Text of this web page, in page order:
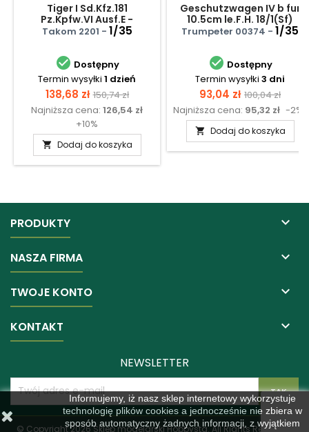
Tiger I Sd.Kfz.181
Pz.Kpfw.VI Ausf.E -
Michael Wittmann -
Normandia 1944 - późna
Takom 2201 - 1/35
 Dostępny
Termin wysyłki 1 dzień
Cena
138,68 zł Cena
podstawowa
150,74 zł
Najniższa cena: 126,54 zł
+10%
 Dodaj do koszyka
Geschutzwagen IV b fur
10.5cm le.F.H. 18/1(Sf)
(Sd.Kfz 165/1)
Trumpeter 00374 - 1/35
 Dostępny
Termin wysyłki 3 dni
Cena
93,04 zł Cena
100,04 zł
Najniższa cena: 95,32 zł -2%
 Dodaj do koszyka
PRODUKTY 
NASZA FIRMA 
TWOJE KONTO 
KONTAKT 
Informujemy, iż nasz sklep internetowy wykorzystuje
technologię plików cookies a jednocześnie nie zbiera w
sposób automatyczny żadnych informacji, z wyjątkiem
NEWSLETTER
© Copyright 2026 Sklep modelarski Hobbysta. All Rights Reserved.